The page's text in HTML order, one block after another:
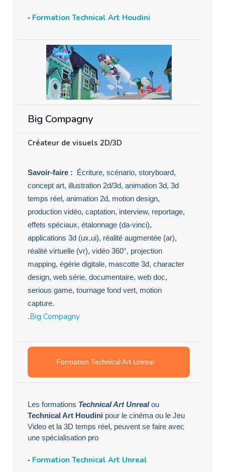
- Formation Technical Art Houdini
Big Compagny
Créateur de visuels 2D/3D
Savoir-faire : Écriture, scénario, storyboard,
concept art, illustration 2d/3d, animation 3d, 3d
temps réel, animation 2d, motion design,
production vidéo, captation, interview, reportage,
effets spéciaux, étalonnage (da-vinci),
applications 3d (ux,ui), réalité augmentée (ar),
réalité virtuelle (vr), vidéo 360°, projection
mapping, égérie digitale, mascotte 3d, character
design, web série, documentaire, web doc,
serious game, tournage fond vert, motion
capture.
.Big Compagny
Formation Technical Art Unreal
Les formations Technical Art Unrealou
Technical Art Houdini pour le cinéma ou le Jeu
Video et la 3D temps réel, peuvent se faire avec
une spécialisation pro
- Formation Technical Art Unreal